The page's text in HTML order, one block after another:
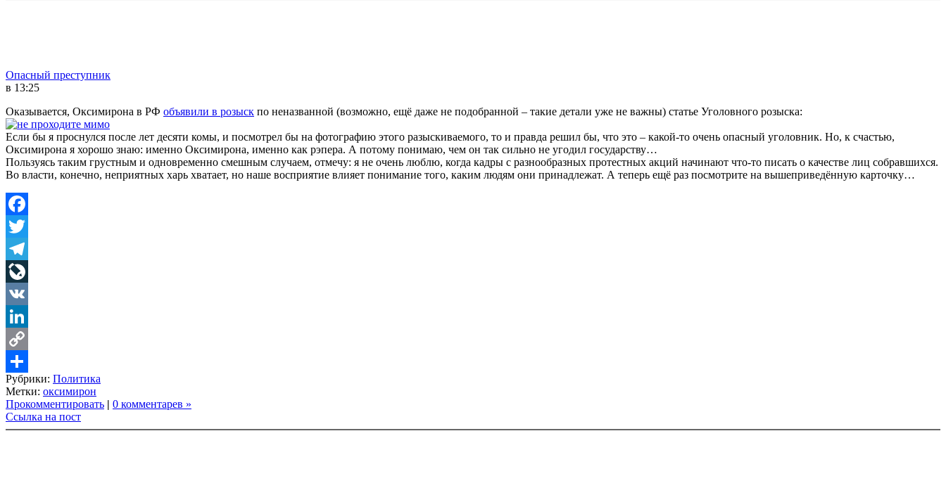
Опасный преступник
в 13:25
Оказывается, Оксимирона в РФ объявили в розыск по неназванной (возможно, ещё даже не подобранной – такие детали уже не важны) статье Уголовного розыска:
Если бы я проснулся после лет десяти комы, и посмотрел бы на фотографию этого разыскиваемого, то и правда решил бы, что это – какой-то очень опасный уголовник. Но, к счастью,
Оксимирона я хорошо знаю: именно Оксимирона, именно как рэпера. А потому понимаю, чем он так сильно не угодил государству…
Пользуясь таким грустным и одновременно смешным случаем, отмечу: я не очень люблю, когда кадры с разнообразных протестных акций начинают что-то писать о качестве лиц собравшихся.
Во власти, конечно, неприятных харь хватает, но наше восприятие влияет понимание того, каким людям они принадлежат. А теперь ещё раз посмотрите на вышеприведённую карточку…
Facebook
Twitter
Telegram
LiveJournal
VK
LinkedIn
Copy
Link
Share
Рубрики: Политика
Метки: оксимирон
Прокомментировать | 0 комментарев »
Ссылка на пост